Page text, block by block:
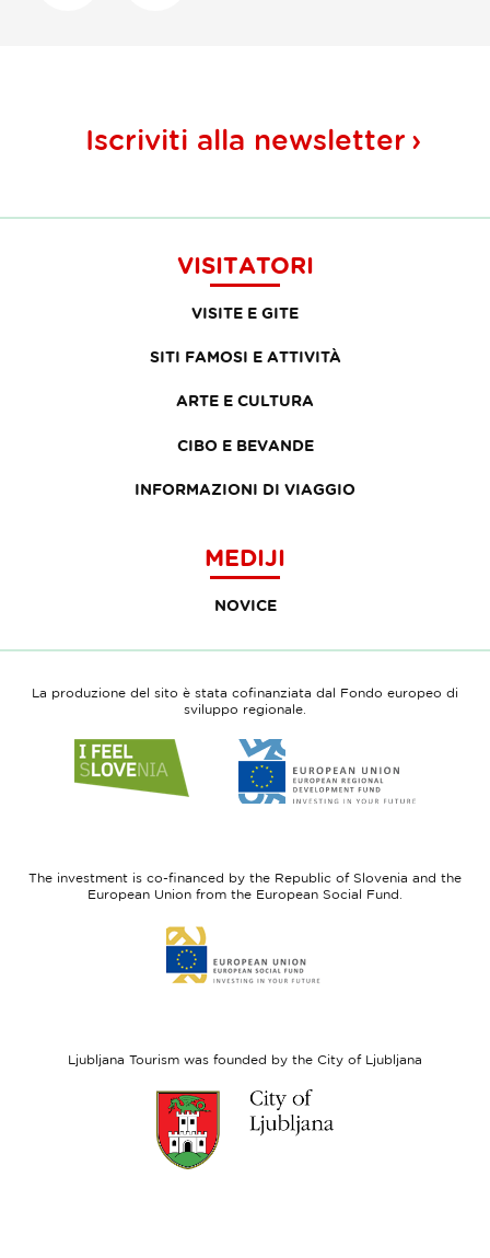
Iscriviti alla newsletter
VISITATORI
VISITE E GITE
SITI FAMOSI E ATTIVITÀ
ARTE E CULTURA
CIBO E BEVANDE
INFORMAZIONI DI VIAGGIO
MEDIJI
NOVICE
La produzione del sito è stata cofinanziata dal Fondo europeo di
sviluppo regionale.
to
website
to
website
Fund
The investment is co-financed by the Republic of Slovenia and the
European Union from the European Social Fund.
to
website
Ljubljana Tourism was founded by the City of Ljubljana